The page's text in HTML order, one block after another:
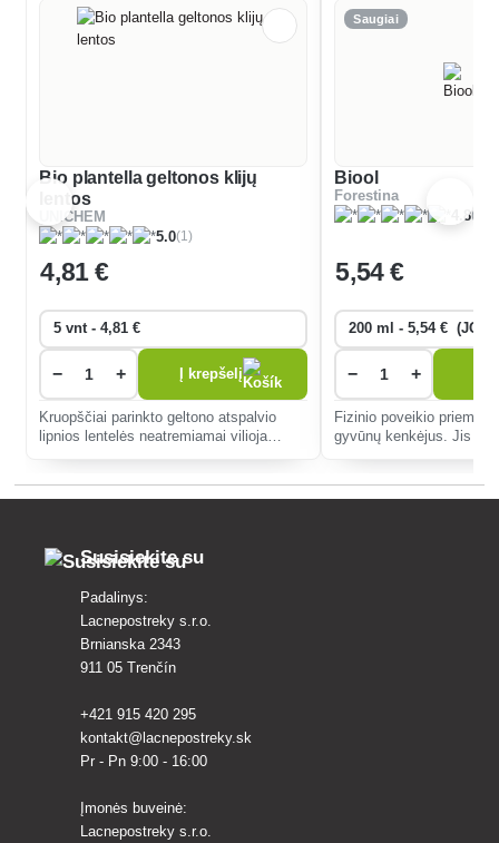
Bio plantella geltonos klijų
lentos
UNICHEM
5.0(1)
4,81 €
− + Į krepšelį
Kruopščiai parinkto geltono atspalvio
lipnios lentelės neatremiamai vilioja
Saugiai
Biool
Forestina
4.8(61)
5,54 €
− +
Fizinio poveikio
gyvūnų kenkėjus. Jis
Susisiekite su
Padalinys:
Lacnepostreky s.r.o.
Brnianska 2343
911 05 Trenčín
+421 915 420 295
kontakt@lacnepostreky.sk
Pr - Pn 9:00 - 16:00
Įmonės buveinė:
Lacnepostreky s.r.o.